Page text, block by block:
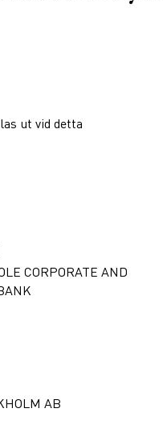
ut vid detta
CORPORATE AND
AB